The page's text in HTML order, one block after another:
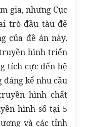
gia, nhưng Cục
trò đầu tàu để
của đề án này.
hình triển
tích cực đến hệ
kể nhu cầu
hình chất
hình số tại 5
và các tỉnh